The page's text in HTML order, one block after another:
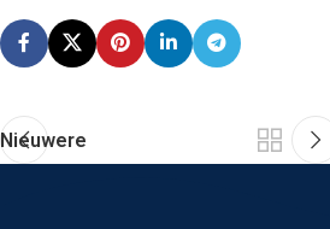
Nieuwere